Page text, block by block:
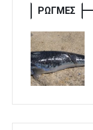
ΡΩΓΜΕΣ